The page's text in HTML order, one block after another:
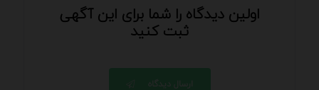
اولین دیدگاه را شما برای این آگهی
ثبت کنید
ارسال دیدگاه